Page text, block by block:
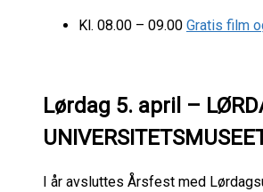
Kl. 08.00 – 09.00 Gratis film
Lørdag 5. april –
I år avsluttes Årsfest med